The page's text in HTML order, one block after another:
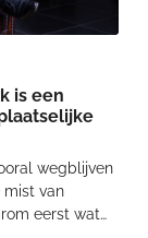
is een
wegblijven
mist van
eerst wat